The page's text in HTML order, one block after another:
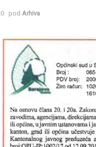
pod Arhiva